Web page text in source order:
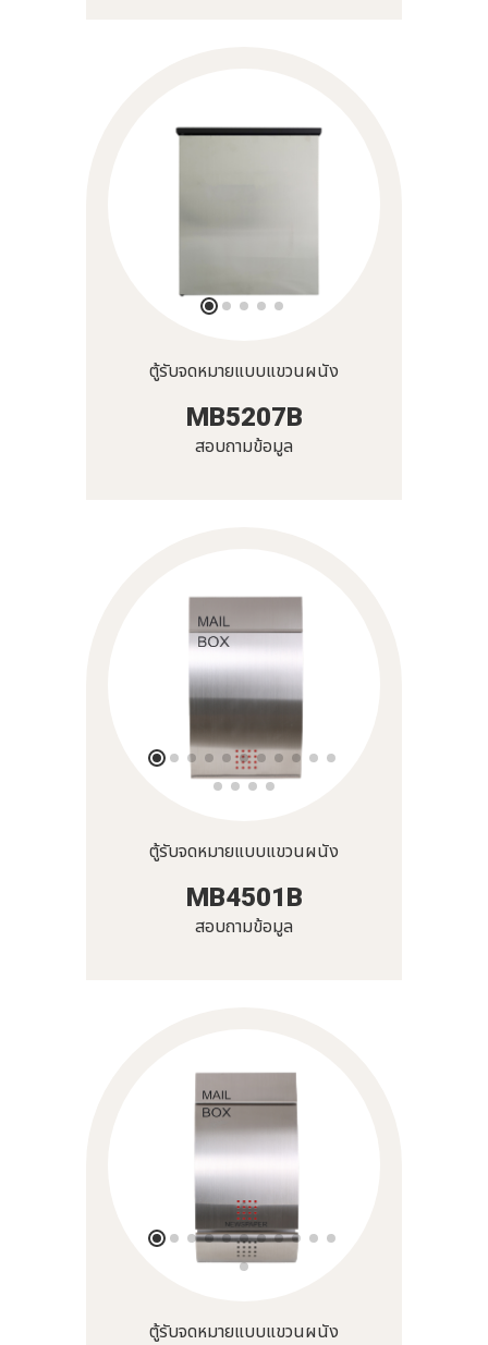
ตู้รับจดหมายแบบแขวนผนัง
MB5207B
สอบถามข้อมูล
ตู้รับจดหมายแบบแขวนผนัง
MB4501B
สอบถามข้อมูล
ตู้รับจดหมายแบบแขวนผนัง